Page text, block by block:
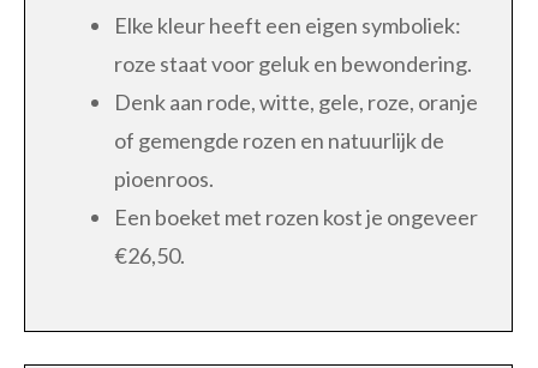
Elke kleur heeft een eigen symboliek:
roze staat voor geluk en bewondering.
Denk aan rode, witte, gele, roze, oranje
of gemengde rozen en natuurlijk de
pioenroos.
Een boeket met rozen kost je ongeveer
€26,50.